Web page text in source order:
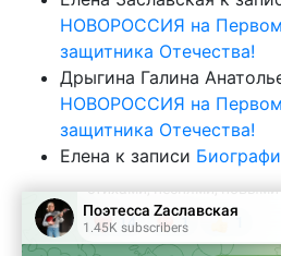
НОВОРОССИЯ на Первом
защитника Отечества!
Дрыгина Галина
НОВОРОССИЯ на Первом
защитника Отечества!
Елена к записи